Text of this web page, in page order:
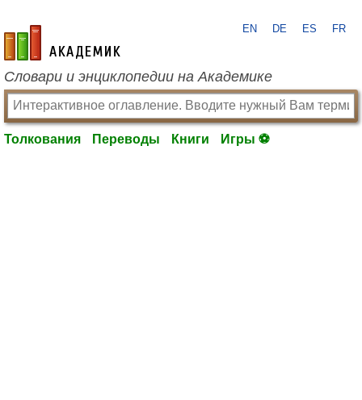
academic.ru
EN DE ES FR
Словари и энциклопедии на Академике
Толкования Переводы Книги Игры ⚽